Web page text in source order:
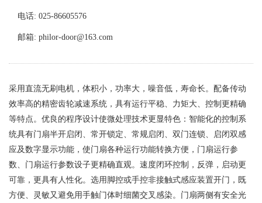
电话: 025-86605576
邮箱: philor-door@163.com
采用直流无刷电机，体积小，功率大，噪音低，寿命长。配备传动
效率高的精密齿轮减速系统，具有运行平稳、力矩大、控制更精确
等特点。优良的程序设计使微处理技术更显特色：智能化的控制系
统具有门扇半开启闭、常开锁定、常规启闭、双门连锁、启闭双感
应及数字显示功能，使门扇各种运行功能转换方便，门扇运行参
数、门扇运行参数设子更精确直观。速度闭环控制，反弹，启动更
可靠，更具有人性化。选用脚控或手控非接触式感应装置开门，既
方便、灵敏又避免用手触门体时细菌交叉感染。门扇两侧有安全光